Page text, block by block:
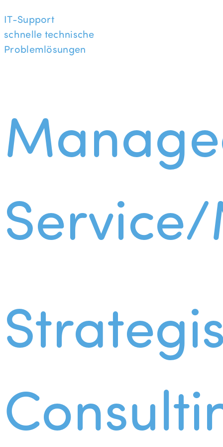
IT-Support
schnelle technische
Problemlösungen